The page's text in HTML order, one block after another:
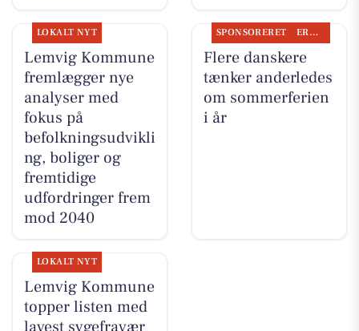
LOKALT NYT
Lemvig Kommune
fremlægger nye
analyser med
fokus på
befolkningsudvikli
ng, boliger og
fremtidige
udfordringer frem
mod 2040
SPONSORERET ERHVERV
Flere danskere
tænker anderledes
om sommerferien
i år
LOKALT NYT
Lemvig Kommune
topper listen med